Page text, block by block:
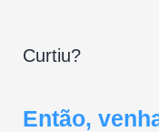
Curtiu?
Então,